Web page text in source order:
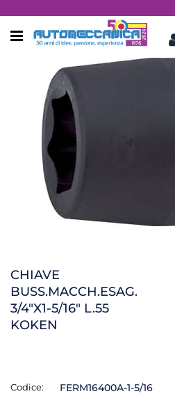
Open menu
CHIAVE
BUSS.MACCH.ESAG.
3/4"X1-5/16" L.55
KOKEN
Codice: FERM16400A-1-5/16